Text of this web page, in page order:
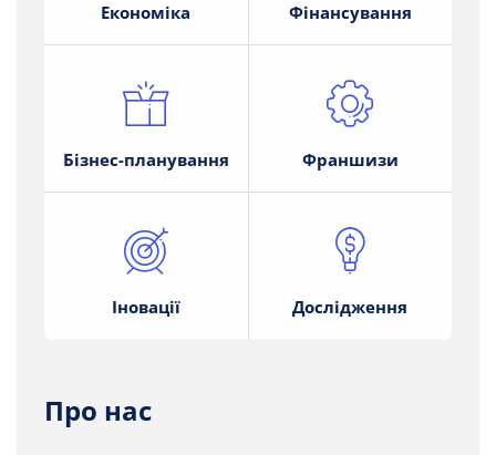
Економіка Фінансування
Бізнес-планування Франшизи
Іновації Дослідження
Про нас